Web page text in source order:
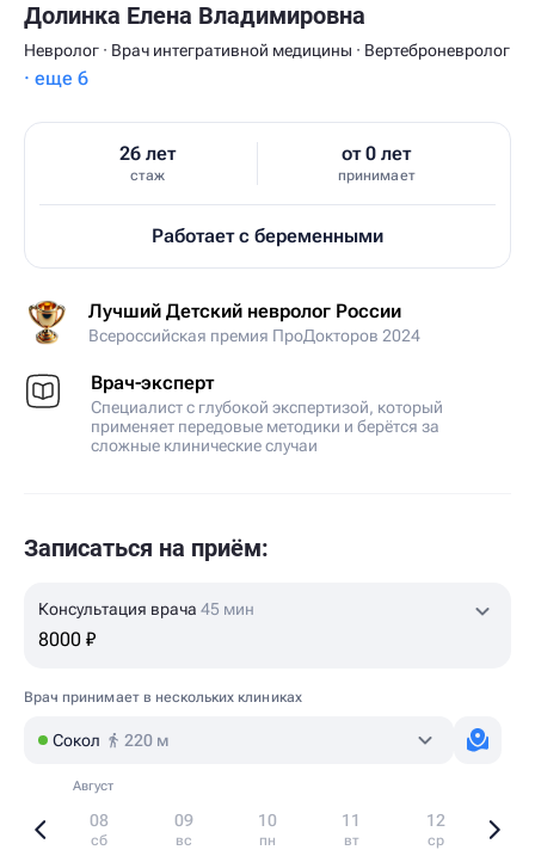
Долинка Елена Владимировна
Невролог · Врач интегративной медицины · Вертеброневролог
· еще 6
26 лет
стаж
от 0 лет
принимает
Работает с беременными
Лучший Детский невролог России
Всероссийская премия ПроДокторов 2024
Врач-эксперт
Специалист с глубокой экспертизой, который
применяет передовые методики и берётся за
сложные клинические случаи
Записаться на приём:
Консультация врача 45 мин
8000 ₽
Врач принимает в нескольких клиниках
Сокол 220 м
Август
08
сб
09
вс
10
пн
11
вт
12
ср